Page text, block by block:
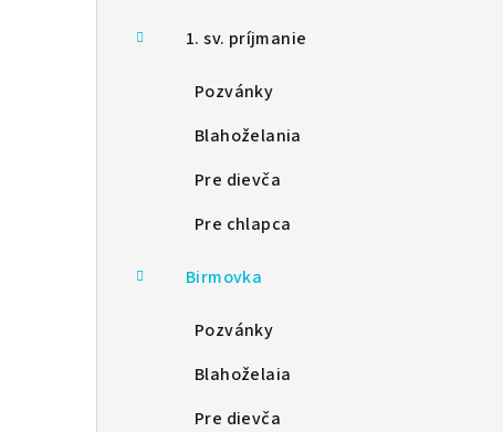
1. sv. príjmanie
Pozvánky
Blahoželania
Pre dievča
Pre chlapca
Birmovka
Pozvánky
Blahoželaia
Pre dievča